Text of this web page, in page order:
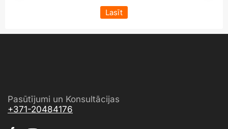
Lasīt
Pasūtījumi un Konsultācijas
+371-20484176